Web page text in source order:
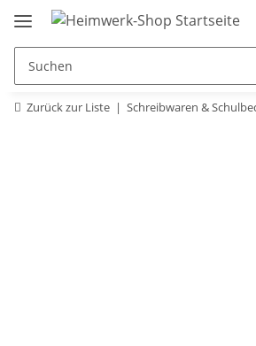
Zurück zur Liste Schreibwaren &